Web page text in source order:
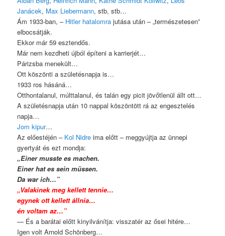
Janácek, Max Liebermann, stb, stb…
Ám 1933-ban, – Hitler hatalomra jutása után – „természetesen”
elbocsátják.
Ekkor már 59 esztendős.
Már nem kezdheti újból építeni a karrierjét…
Párizsba menekült…
Ott köszönti a születésnapja is…
1933 ros hásáná…
Otthontalanul, múlttalanul, és talán egy picit jövőtlenül állt ott…
A születésnapja után 10 nappal köszöntött rá az engesztelés
napja…
Jom kipur…
Az előestéjén – Kol Nidre ima előtt – meggyújtja az ünnepi
gyertyát és ezt mondja:
„Einer musste es machen.
Einer hat es sein müssen.
Da war ich…”
„Valakinek meg kellett tennie…
egynek ott kellett állnia…
én voltam az…”
— És a barátai előtt kinyilvánítja: visszatér az ősei hitére…
Igen volt Arnold Schönberg…